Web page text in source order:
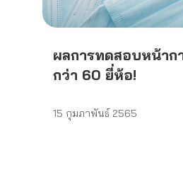
ผลการทดสอบหน้าก
กว่า 60 ยี่ห้อ!
15 กุมภาพันธ์ 2565